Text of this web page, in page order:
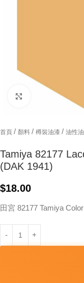
Click to enlarge
首頁 / 顏料 / 樽裝油漆 / 油性
Tamiya 82177
(DAK 1941)
$18.00
田宮 82177 Tamiya